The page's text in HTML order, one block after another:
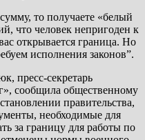
то получаете «белый
что человек непригоден к
открывается граница. Но
исполнения законов”.
пресс-секретарь
сообщила общественному
правительства,
необходимые для
за границу для работы по